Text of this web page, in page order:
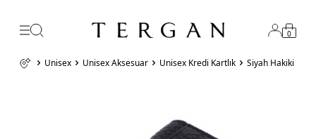
0
Unisex Unisex Aksesuar Unisex Kredi Kartlık Siyah Hakiki Deri